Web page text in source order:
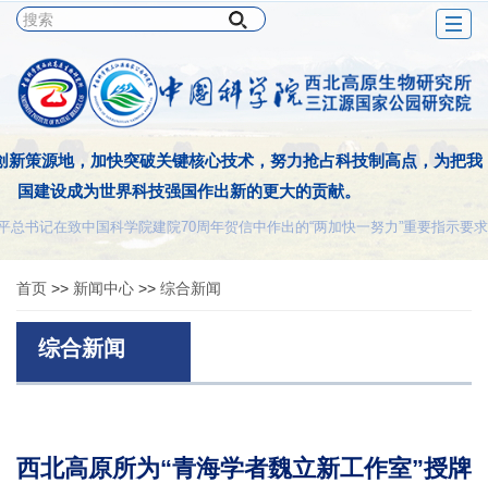
新策源地，加快突破关键核心技术，努力抢占科技制高点，为把我
国建设成为世界科技强国作出新的更大的贡献。
书记在致中国科学院建院70周年贺信中作出的“两加快一努力”重要指示要求
首页 >> 新闻中心 >> 综合新闻
综合新闻
西北高原所为“青海学者魏立新工作室”授牌